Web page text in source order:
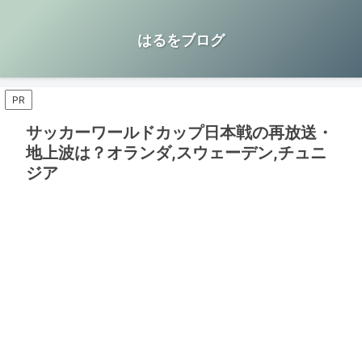
はるをブログ
PR
サッカーワールドカップ日本戦の再放送・
地上波は？オランダ,スウェーデン,チュニ
ジア